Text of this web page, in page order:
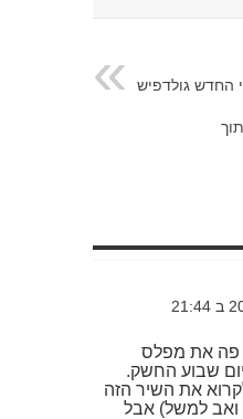
החדש גולדפיש
פה את מפלס
שבוע החשק.
את השיר הזה
למשל) אבל